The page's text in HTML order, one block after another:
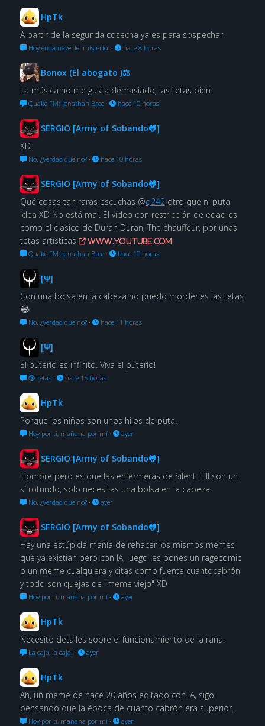
HpTk
A partir de la segunda cosecha ya es para sospechar.
Hoy en la nave del misterio: · hace 8 horas
Bonox (El abogato )⚖
La música no me gusta demasiado, las tetas bien.
Quake FM: Jonathan Bree· hace 10 horas
SERGIO [Army of Sobando🐸]
XD
No. ¿Verdad que no?· hace 10 horas
SERGIO [Army of Sobando🐸]
Qué cosas tan raras escuchas @q242 otro que ni puta
idea XD No está mal. El vídeo con restricción de edad es
como el clásico de Duran Duran, The chauffeur, por unas
tetas artísticas
www.youtube.com
Quake FM: Jonathan Bree· hace 10 horas
[Ψ]
Con una bolsa en la cabeza no puedo morderles las tetas
😂
No. ¿Verdad que no?· hace 11 horas
[Ψ]
El puterío es infinito. Viva el puterío!
🔞 Tetas· hace 15 horas
HpTk
Porque los niños son unos hijos de puta.
Hoy por ti, mañana por mí· ayer
SERGIO [Army of Sobando🐸]
Hombre pero es que las enfermeras de Silent Hill son un
sí rotundo, solo necesitas una bolsa en la cabeza
No. ¿Verdad que no?· ayer
SERGIO [Army of Sobando🐸]
Hay una estúpida manía de rehacer los mismos memes
que ya existian pero con IA, luego les pones un ragecomic
o un meme cualquiera y citas como fuente cuantocabrón
y todo son quejas de "meme viejo" XD
Hoy por ti, mañana por mí· ayer
HpTk
Necesito detalles sobre el funcionamiento de la rana.
La caja, la caja! · ayer
HpTk
Ah, un meme de hace 20 años editado con IA, sigo
pensando que la época de cuanto cabrón era superior.
Hoy por ti, mañana por mí· ayer